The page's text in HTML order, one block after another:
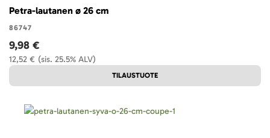
Petra-lautanen ø 26 cm
86747
(sis. 25.5% ALV)
12,52 €
9,98 €
TILAUSTUOTE